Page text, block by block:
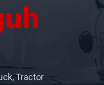
Tractor